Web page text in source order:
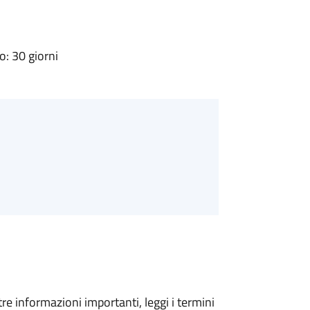
30 giorni
informazioni importanti, leggi i termini